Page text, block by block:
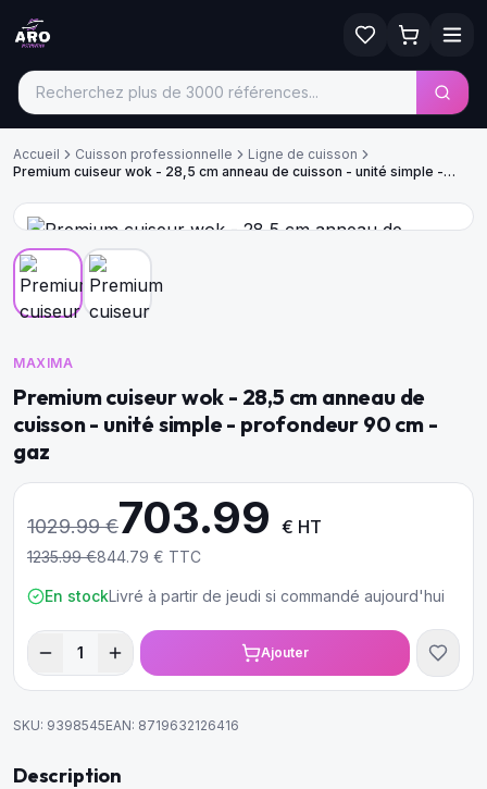
Accueil Cuisson professionnelle
Ligne de cuisson
Premium cuiseur wok - 28,5 cm anneau de cuisson - unité simple -
MAXIMA
Premium cuiseur wok - 28,5 cm anneau de
cuisson - unité simple - profondeur 90 cm -
gaz
1029.99€703.99 € HT
1235.99€844.79 € TTC
En stockLivré à partir de jeudi si commandé aujourd'hui
1 Ajouter
SKU: 9398545EAN: 8719632126416
Description